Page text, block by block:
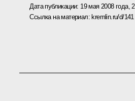
Дата публикации: 19 мая 2008 года,
Ссылка на материал:kremlin.ru/d/141